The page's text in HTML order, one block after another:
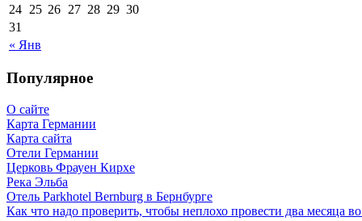
« Янв
24 25 26 27 28 29 30
31
Популярное
О сайте
Карта Германии
Карта сайта
Отели Германии
Церковь Фрауен Кирхе
Река Эльба
Отель Parkhotel Bernburg в Бернбурге
Как что надо проверить, чтобы неплохо провести два месяца